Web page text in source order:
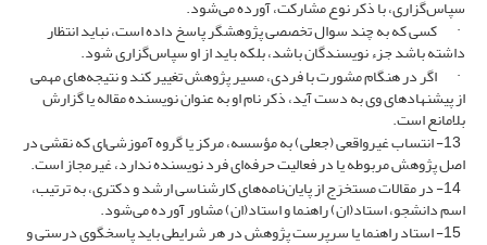
سپاس‌گزاری، با ذکر نوع مشارکت، آورده می‌شود.
· کسی که به چند سوال تخصصی پژوهشگر پاسخ داده است، نباید انتظار
داشته باشد جزء نویسندگان باشد، بلکه باید از او سپاس‌گزاری شود.
· اگر در هنگام مشورت با فردی، مسیر پژوهش تغییر کند و نتیجه‌های مهمی
از پیشنهادهای وی به دست آید، ذکر نام او به عنوان نویسنده مقاله یا گزارش
بلامانع است.
13- انتساب غیرواقعی (جعلی) به مؤسسه، مرکز یا گروه آموزشی‌ای که نقشی در
اصل پژوهش مربوطه یا در فعالیت حرفه‌ای فرد نویسنده ندارد، غیرمجاز است.
14- در مقالات مستخرَج از پایان‌نامه‌های کارشناسی ارشد و دکتری، به ترتیب،
اسم دانشجو، استاد(ان) راهنما و استاد(ان) مشاور آورده می‌شود.
15- استاد راهنما یا سرپرست پژوهش در هر شرایطی باید پاسخگوی درستی و